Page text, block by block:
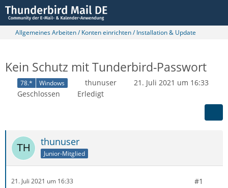
Allgemeines Arbeiten / Konten einrichten / Installation & Update
Kein Schutz mit Tunderbird-Passwort
78.* Windows thunuser
21. Juli 2021 um 16:33
Geschlossen
Erledigt
thunuser
Junior-Mitglied
21. Juli 2021 um 16:33 #1